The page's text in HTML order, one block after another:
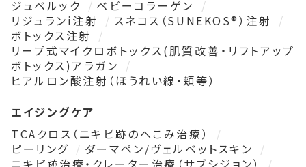
ジュベルック
ベビーコラーゲン
リジュランi注射
スネコス（SUNEKOS®）注射
ボトックス注射
リープ式マイクロボトックス(肌質改善・リフトアップ
ボトックス)アラガン
ヒアルロン酸注射（ほうれい線・頬等）
エイジングケア
TCAクロス（ニキビ跡のへこみ治療）
ピーリング
ダーマペン/ヴェルベットスキン
ニキビ跡治療・クレーター治療（サブシジョン）